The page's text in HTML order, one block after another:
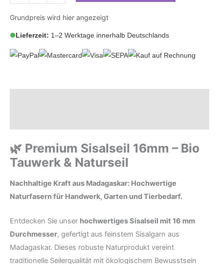
Grundpreis wird hier angezeigt
Lieferzeit: 1–2 Werktage innerhalb Deutschlands
🌿 Premium Sisalseil 16mm – Bio
Tauwerk & Naturseil
Nachhaltige Kraft aus Madagaskar: Hochwertige
Naturfasern für Handwerk, Garten und Tierbedarf.
Entdecken Sie unser hochwertiges Sisalseil mit 16 mm
Durchmesser, gefertigt aus feinstem Sisalgarn aus
Madagaskar. Dieses robuste Naturprodukt vereint
traditionelle Seilerqualität mit ökologischem Bewusstsein